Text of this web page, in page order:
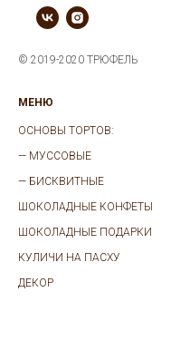
© 2019-2020 ТРЮФЕЛЬ
МЕНЮ
ОСНОВЫ ТОРТОВ:
— МУССОВЫЕ
— БИСКВИТНЫЕ
ШОКОЛАДНЫЕ КОНФЕТЫ
ШОКОЛАДНЫЕ ПОДАРКИ
КУЛИЧИ НА ПАСХУ
ДЕКОР